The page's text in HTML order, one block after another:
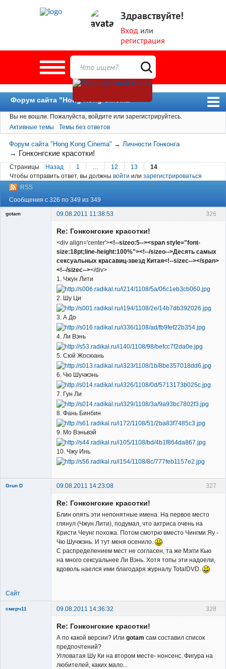
Здравствуйте!
Вход или
регистрация
Форум сайта "Hong Kong Cinema"
Форум
Новости
Пользователи
Поиск
Вы не вошли. Пожалуйста, войдите или зарегистрируйтесь.
Активные темы
Темы без ответов
Форум сайта "Hong Kong Cinema" →Личности Гонконга
→ Гонконгские красотки!
Страницы Назад 1 12 13
14
Чтобы отправить ответ, вы должны войти или зарегистрироваться
RSS
Сообщения с 326 по 349 из 349
326
gotam
09.08.2011 11:38:53
Re: Гонконгские красотки!
<div align='center'><!--sizeo:5--><span style="font-
size:18pt;line-height:100%"><!--/sizeo-->Десять самых
сексуальных красавиц-звезд Китая<!--sizec--></span>
<!--/sizec--></div>
1. Чжун Лити
2. Шу Ци
3. А До
4. Ли Вэнь
5. Сюй Жосюань
6. Чю Шучжэнь
7. Гун Ли
8. Фань Бинбин
9. Мо Вэньвэй
10. Чжу Инь
327
Grun D 09.08.2011 14:23:08
Re: Гонконгские красотки!
Блин опять эти непонятные имена. На первое место
глянул (Чжун Лити), подумал, что актриса очень на
Кристи Чеунг похожа. Потом смотрю вместо Чингми Яу -
Чю Шучжэнь. И тут меня осенило.
С распределением мест не согласен, та же Мэгги Кью
на много сексуальнее Ли Вэнь. Хотя топы эти надоели,
вдоволь наелся ими благодаря журналу TotalDVD.
Сайт
328
смерч11
09.08.2011 14:36:32
Re: Гонконгские красотки!
А по какой версии? Или gotam сам составил список
предпочтений?
Угловатая Шу Ки на втором месте- нонсенс. Фигура на
любителей, каких мало...